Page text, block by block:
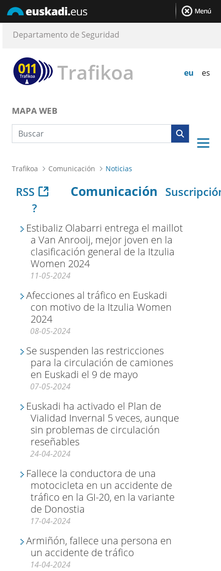
Trafikoa eu es
Departamento de Seguridad
MAPA WEB
Búsqueda web
Trafikoa Comunicación Noticias
RSS
?
Comunicación
Estibaliz Olabarri entrega el maillot
a Van Anrooij, mejor joven en la
clasificación general de la Itzulia
Women 2024
11-05-2024
Afecciones al tráfico en Euskadi
con motivo de la Itzulia Women
2024
08-05-2024
Se suspenden las restricciones
para la circulación de camiones
en Euskadi el 9 de mayo
07-05-2024
Euskadi ha activado el Plan de
Vialidad Invernal 5 veces, aunque
sin problemas de circulación
reseñables
24-04-2024
Fallece la conductora de una
motocicleta en un accidente de
tráfico en la GI-20, en la variante
de Donostia
17-04-2024
Armiñón, fallece una persona en
un accidente de tráfico
14-04-2024